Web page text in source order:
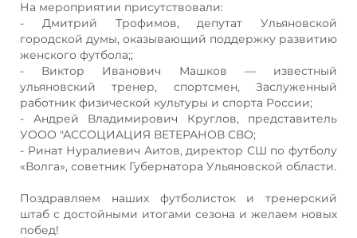
На мероприятии присутствовали:
- Дмитрий Трофимов, депутат Ульяновской
городской думы, оказывающий поддержку развитию
женского футбола;;
- Виктор Иванович Машков — известный
ульяновский тренер, спортсмен, Заслуженный
работник физической культуры и спорта России;
- Андрей Владимирович Круглов, представитель
УООО "АССОЦИАЦИЯ ВЕТЕРАНОВ СВО;
- Ринат Нуралиевич Аитов, директор СШ по футболу
«Волга», советник Губернатора Ульяновской области.
Поздравляем наших футболисток и тренерский
штаб с достойными итогами сезона и желаем новых
побед!